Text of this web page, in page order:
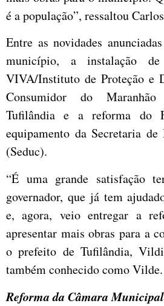
é a população”, ressaltou
Entre as novidades
município, a instalação
VIVA/Instituto de Proteção e
Consumidor do
Tufilândia e a reforma do
equipamento da Secretaria de
(Seduc).
“É uma grande satisfação
governador, que já tem
e, agora, veio entregar a
apresentar mais obras para a
o prefeito de Tufilândia,
também conhecido como Vilde.
Reforma da Câmara